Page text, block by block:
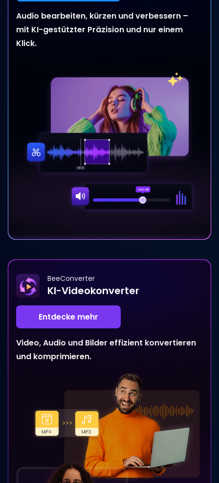
Audio bearbeiten, kürzen und verbessern –
mit KI-gestützter Präzision und nur einem
Klick.
BeeConverter
KI-Videokonverter
Entdecke mehr
Video, Audio und Bilder effizient konvertieren
und komprimieren.